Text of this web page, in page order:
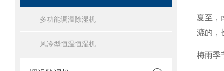
多功能调温除湿机
风冷型恒温恒湿机
夏至，
漉的，
梅雨季